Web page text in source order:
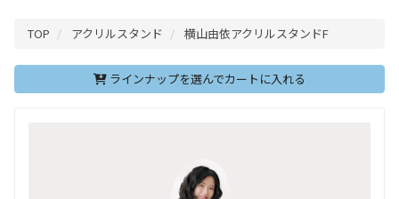
TOP アクリルスタンド 横山由依アクリルスタンドF
ラインナップを選んでカートに入れる